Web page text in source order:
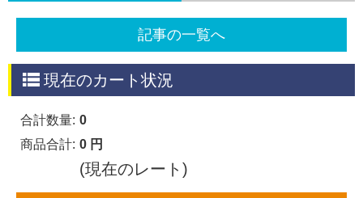
記事の一覧へ
現在のカート状況
合計数量: 0
商品合計: 0 円
(現在のレート)